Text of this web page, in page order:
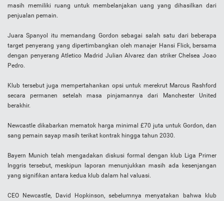
masih memiliki ruang untuk membelanjakan uang yang dihasilkan dari
penjualan pemain.
Juara Spanyol itu memandang Gordon sebagai salah satu dari beberapa
target penyerang yang dipertimbangkan oleh manajer Hansi Flick, bersama
dengan penyerang Atletico Madrid Julian Alvarez dan striker Chelsea Joao
Pedro.
Klub tersebut juga mempertahankan opsi untuk merekrut Marcus Rashford
secara permanen setelah masa pinjamannya dari Manchester United
berakhir.
Newcastle dikabarkan mematok harga minimal £70 juta untuk Gordon, dan
sang pemain sayap masih terikat kontrak hingga tahun 2030.
Bayern Munich telah mengadakan diskusi formal dengan klub Liga Primer
Inggris tersebut, meskipun laporan menunjukkan masih ada kesenjangan
yang signifikan antara kedua klub dalam hal valuasi.
CEO Newcastle, David Hopkinson, sebelumnya menyatakan bahwa klub